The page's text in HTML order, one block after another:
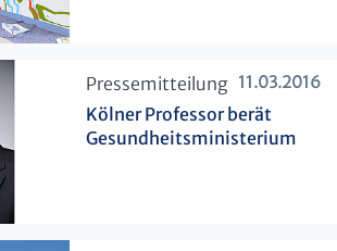
11.03.2016
​Pressemitteilung
Kölner Professor berät
Gesundheitsministerium